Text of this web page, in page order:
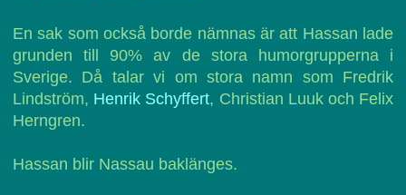
En sak som också borde nämnas är att Hassan lade
grunden till 90% av de stora humorgrupperna i
Sverige. Då talar vi om stora namn som Fredrik
Lindström, Henrik Schyffert, Christian Luuk och Felix
Herngren.
Hassan blir Nassau baklänges.